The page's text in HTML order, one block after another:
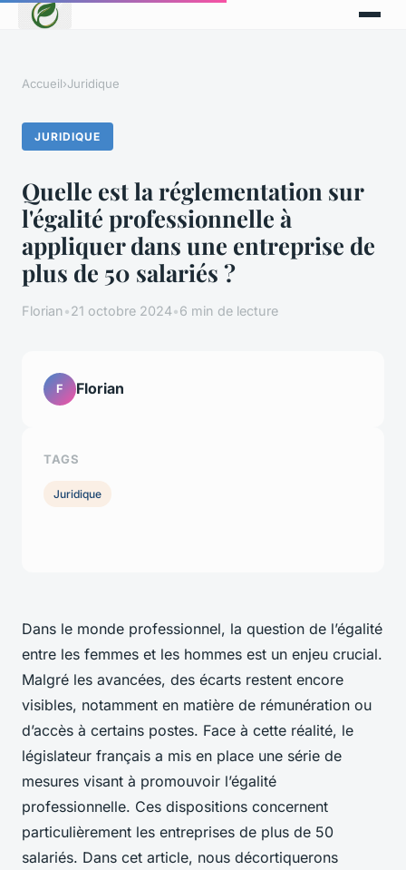
Accueil›Juridique
JURIDIQUE
Quelle est la réglementation sur
l'égalité professionnelle à
appliquer dans une entreprise de
plus de 50 salariés ?
Florian•21 octobre 2024•6 min de lecture
Dans le monde professionnel, la question de l’égalité
entre les femmes et les hommes est un enjeu crucial.
Malgré les avancées, des écarts restent encore
visibles, notamment en matière de rémunération ou
d’accès à certains postes. Face à cette réalité, le
législateur français a mis en place une série de
mesures visant à promouvoir l’égalité
professionnelle. Ces dispositions concernent
particulièrement les entreprises de plus de 50
salariés. Dans cet article, nous décortiquerons
F Florian
TAGS
Juridique